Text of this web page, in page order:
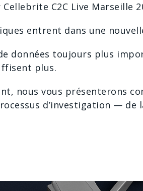
C2C Live Marseille
entrent dans une
données toujours plus
plus.
nous vous présenterons
d’investigation —